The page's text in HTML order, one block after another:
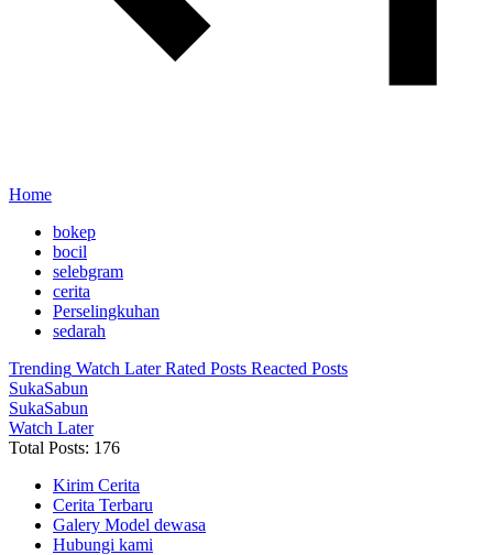
Home
bokep
bocil
selebgram
cerita
Perselingkuhan
sedarah
Trending Watch Later Rated Posts Reacted Posts
SukaSabun
SukaSabun
Watch Later
Total Posts: 176
Kirim Cerita
Cerita Terbaru
Galery Model dewasa
Hubungi kami